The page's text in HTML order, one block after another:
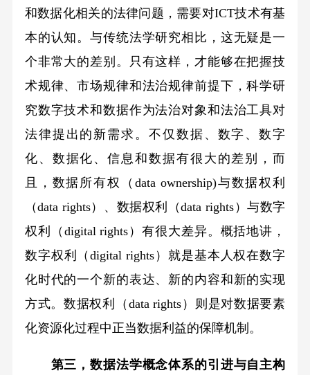
和数据化相关的法律问题，需要对ICT技术有基
本的认知。与传统法学研究相比，这无疑是一
个非常大的差别。只有这样，才能够在把握技
术规律、市场规律和法治规律前提下，科学研
究数字技术和数据作为法治对象和法治工具对
法律提出的新需求。不仅数据、数字、数字
化、数据化、信息和数据有很大的差别，而
且，数据所有权（data ownership)与数据权利
（data rights）、数据权利（data rights）与数字
权利（digital rights）有很大差异。概括地讲，
数字权利（digital rights）就是基本人权在数字
化时代的一个新的表达、新的内容和新的实现
方式。数据权利（data rights）则是对数据要素
化资源化过程中正当数据利益的保障机制。
第三，数据法学概念体系的引进与自主构